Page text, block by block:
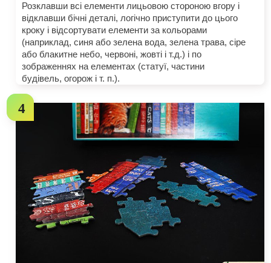
Розклавши всі елементи лицьовою стороною вгору і
відклавши бічні деталі, логічно приступити до цього
кроку і відсортувати елементи за кольорами
(наприклад, синя або зелена вода, зелена трава, сіре
або блакитне небо, червоні, жовті і т.д.) і по
зображеннях на елементах (статуї, частини
будівель, огорож і т. п.).